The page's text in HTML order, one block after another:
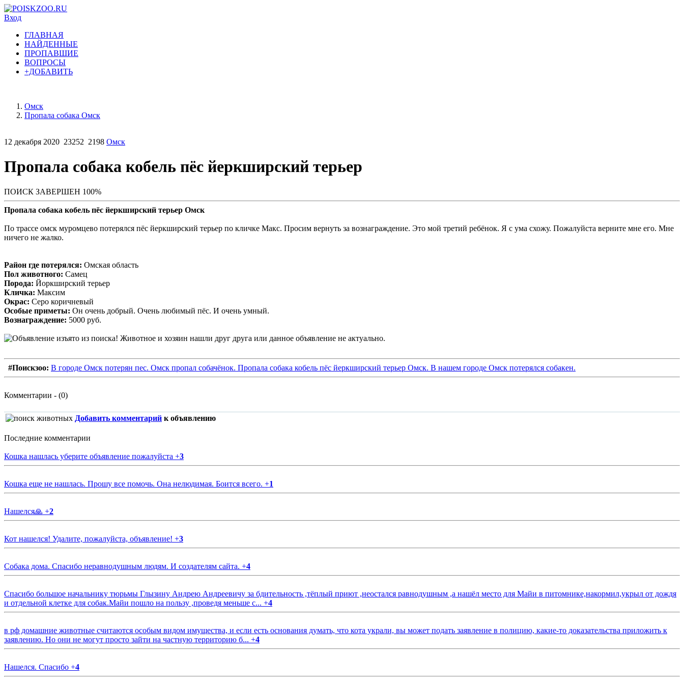
Вход
ГЛАВНАЯ
НАЙДЕННЫЕ
ПРОПАВШИЕ
ВОПРОСЫ
+ДОБАВИТЬ
Омск
Пропала собака Омск
12 декабря 2020 23252 2198 Омск
Пропала собака кобель пёс йеркширский терьер
ПОИСК ЗАВЕРШЕН 100%
Пропала собака кобель пёс йеркширский терьер Омск
По трассе омск муромцево потерялся пёс йеркширский терьер по кличке Макс. Просим вернуть за вознаграждение. Это мой третий ребёнок. Я с ума схожу. Пожалуйста верните мне его. Мне
ничего не жалко.
Район где потерялся: Омская область
Пол животного: Самец
Порода: Йоркширский терьер
Кличка: Максим
Окрас: Серо коричневый
Особые приметы: Он очень добрый. Очень любимый пёс. И очень умный.
Вознаграждение: 5000 руб.
#Поискзоо: В городе Омск потерян пес. Омск пропал собачёнок. Пропала собака кобель пёс йеркширский терьер Омск. В нашем городе Омск потерялся собакен.
Комментарии - (0)
Добавить комментарий к объявлению
Последние комментарии
Кошка нашлась уберите объявление пожалуйста +3
Кошка еще не нашлась. Прошу все помочь. Она нелюдимая. Боится всего. +1
Нашелся🙏 +2
Кот нашелся! Удалите, пожалуйста, объявление! +3
Собака дома. Спасибо неравнодушным людям. И создателям сайта. +4
Спасибо большое начальнику тюрьмы Глызину Андрею Андреевичу за бдительность ,тёплый приют ,неостался равнодушным ,а нашёл место для Майи в питомнике,накормил,укрыл от дождя
и отдельной клетке для собак.Майи пошло на пользу ,проведя меньше с... +4
в рф домашние животные считаются особым видом имущества, и если есть основания думать, что кота украли, вы может подать заявление в полицию, какие-то доказательства приложить к
заявлению. Но они не могут просто зайти на частную территорию б... +4
Нашелся. Спасибо +4